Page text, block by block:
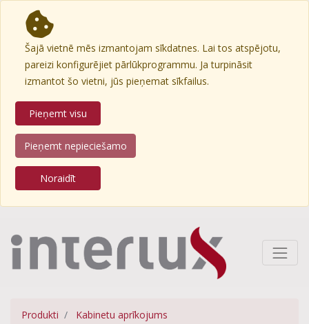
Šajā vietnē mēs izmantojam sīkdatnes. Lai tos atspējotu,
pareizi konfigurējiet pārlūkprogrammu. Ja turpināsit
izmantot šo vietni, jūs pieņemat sīkfailus.
Pieņemt visu
Pieņemt nepieciešamo
Noraidīt
Produkti
Kabinetu aprīkojums